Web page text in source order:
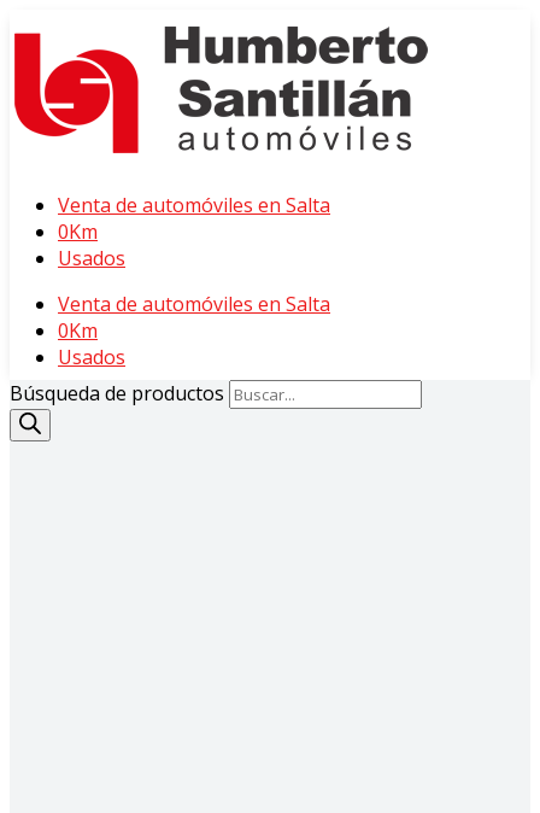
Venta de automóviles en Salta
0Km
Usados
Venta de automóviles en Salta
0Km
Usados
Búsqueda de productos